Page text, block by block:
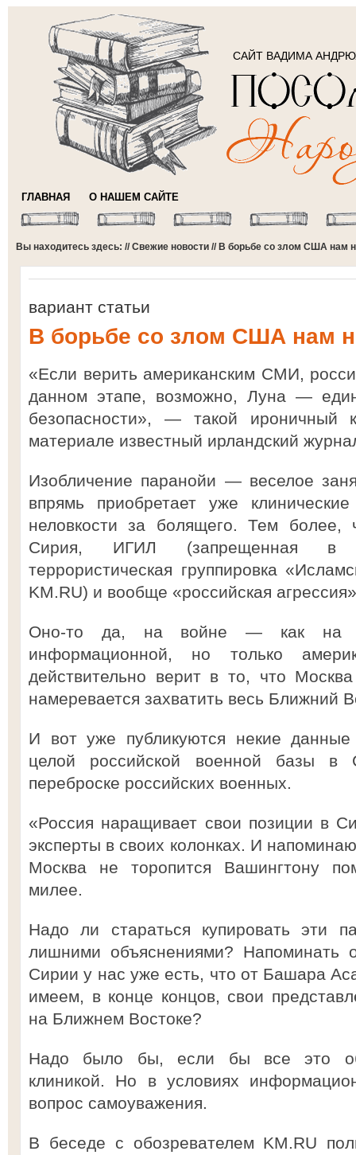
САЙТ ВАДИМА
ГЛАВНАЯ О НАШЕМ САЙТЕ
Вы находитесь здесь: //Свежие новости // В борьбе со злом США нам
вариант статьи
В борьбе со злом США нам
«Если верить американским СМИ,
данном этапе, возможно, Луна —
безопасности», — такой ироничный
материале известный ирландский
Изобличение паранойи — веселое
впрямь приобретает уже
неловкости за болящего. Тем более,
Сирия, ИГИЛ (запрещенная в
террористическая группировка
KM.RU) и вообще «российская
Оно-то да, на войне — как на
информационной, но только
действительно верит в то, что
намеревается захватить весь Ближний
И вот уже публикуются некие данные
целой российской военной базы в
переброске российских военных.
«Россия наращивает свои позиции в
эксперты в своих колонках. И
Москва не торопится Вашингтону
милее.
Надо ли стараться купировать эти
лишними объяснениями? Напоминать
Сирии у нас уже есть, что от Башара
имеем, в конце концов, свои
на Ближнем Востоке?
Надо было бы, если бы все это
клиникой. Но в условиях
вопрос самоуважения.
В беседе с обозревателем KM.RU